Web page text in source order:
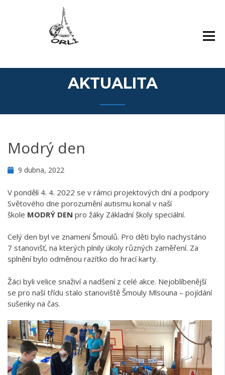
AKTUALITA
Modrý den
9 dubna, 2022
V pondělí 4. 4. 2022 se v rámci projektových dní a podpory
Světového dne porozumění autismu konal v naší
škole MODRÝ DEN pro žáky Základní školy speciální.
Celý den byl ve znamení Šmoulů. Pro děti bylo nachystáno
7 stanovišť, na kterých plnily úkoly různých zaměření. Za
splnění bylo odměnou razítko do hrací karty.
Žáci byli velice snaživí a nadšení z celé akce. Nejoblíbenější
se pro naší třídu stalo stanoviště Šmouly Mlsouna – pojídání
sušenky na čas.